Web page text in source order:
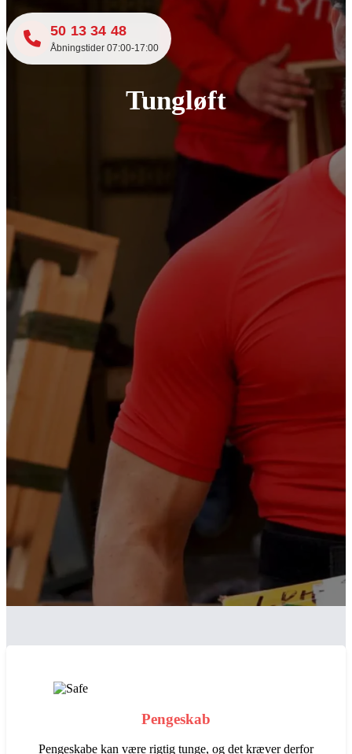
50 13 34 48
Åbningstider 07:00-17:00
Tungløft
Pengeskab
Pengeskabe kan være rigtig tunge, og det kræver derfor